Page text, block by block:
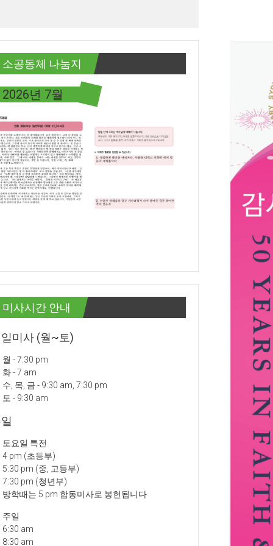
소공동체 나눔지
2026년 7월
미사시간 안내
미사 (월~토)
월 - 7:30 pm
화 - 7 am
수, 목, 금 - 9:30 am, 7:30 pm
토 - 9:30 am
토요일 특전
4 pm (초등부)
5:30 pm (중, 고등부)
7:30 pm (청년부)
방학때는 5 pm 합동미사로 봉헌됩니다
주일
6:30 am
8:30 am